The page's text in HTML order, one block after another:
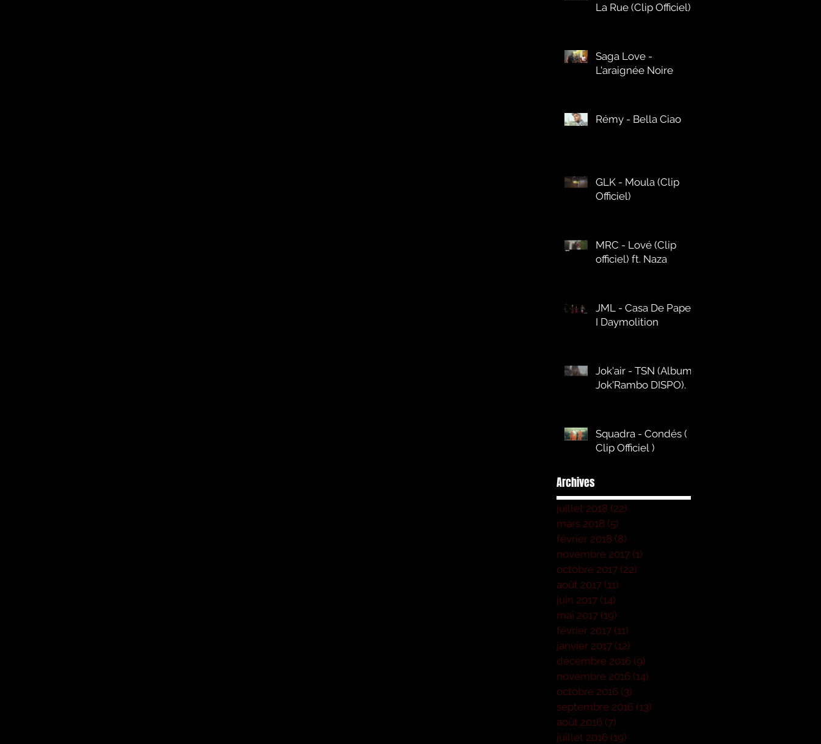
La Rue (Clip Officiel)
Saga Love -
L'araignée Noire
Rémy - Bella Ciao
GLK - Moula (Clip
Officiel)
MRC - Lové (Clip
officiel) ft. Naza
JML - Casa De Papel
I Daymolition
Jok'air - TSN (Album
Jok'Rambo DISPO).
Squadra - Condés (
Clip Officiel )
Archives
juillet 2018 (22)
mars 2018 (5)
février 2018 (8)
novembre 2017 (1)
octobre 2017 (22)
août 2017 (11)
juin 2017 (14)
mai 2017 (19)
février 2017 (11)
janvier 2017 (12)
décembre 2016 (9)
novembre 2016 (14)
octobre 2016 (3)
septembre 2016 (13)
août 2016 (7)
juillet 2016 (19)